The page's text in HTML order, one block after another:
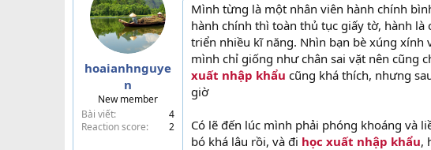
hoaianhnguye
n
New member
Bài viết
4
Reaction score
2
Mình từng là một nhân viên hành chính
hành chính thì toàn thủ tục giấy tờ, hành
triển nhiều kĩ năng. Nhìn bạn bè xúng xính
mình chỉ giống như chân sai vặt nên cũng
xuất nhập khẩu cũng khá thích, nhưng
giờ
Có lẽ đến lúc mình phải phóng khoáng và
bó khá lâu rồi, và đi học xuất nhập khẩu,